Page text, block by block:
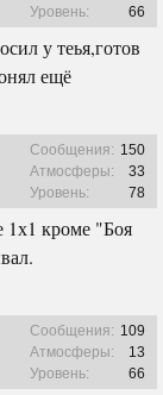
Уровень:
66
у теья,готов
ещё
Сообщения: 150
Атмосферы:
33
Уровень:
78
кроме "Боя
Сообщения: 109
Атмосферы:
13
Уровень:
66